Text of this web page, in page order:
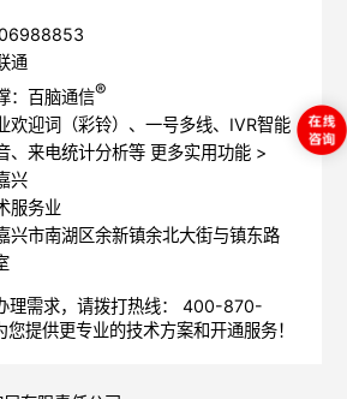
通
：百脑通信®
欢迎词（彩铃）、一号多线、IVR智能
、来电统计分析等 更多实用功能 >
兴
服务业
兴市南湖区余新镇余北大街与镇东路
理需求，请拨打热线： 400-870-
您提供更专业的技术方案和开通服务！